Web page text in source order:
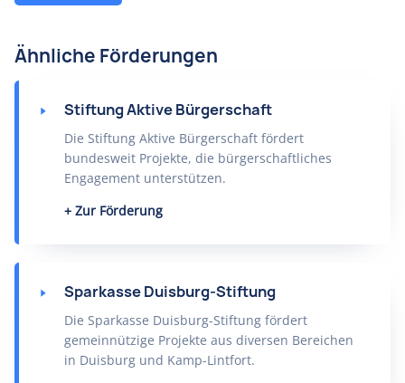
Ähnliche Förderungen
Stiftung Aktive Bürgerschaft
Die Stiftung Aktive Bürgerschaft fördert
bundesweit Projekte, die bürgerschaftliches
Engagement unterstützen.
Zur Förderung
Sparkasse Duisburg-Stiftung
Die Sparkasse Duisburg-Stiftung fördert
gemeinnützige Projekte aus diversen Bereichen
in Duisburg und Kamp-Lintfort.